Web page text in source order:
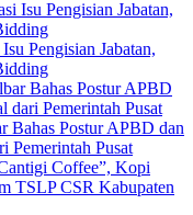
Pengisian Jabatan,
Bahas Postur APBD dan
Pemerintah Pusat